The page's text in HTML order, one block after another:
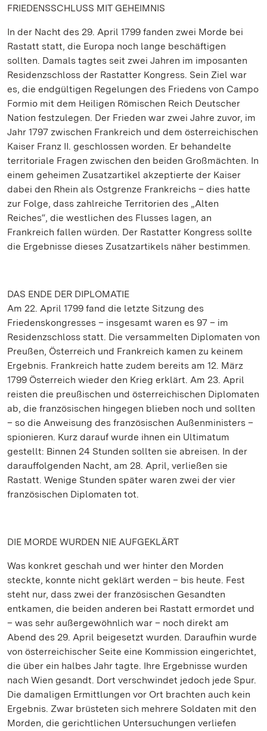
FRIEDENSSCHLUSS MIT GEHEIMNIS
In der Nacht des 29. April 1799 fanden zwei Morde bei
Rastatt statt, die Europa noch lange beschäftigen
sollten. Damals tagtes seit zwei Jahren im imposanten
Residenzschloss der Rastatter Kongress. Sein Ziel war
es, die endgültigen Regelungen des Friedens von Campo
Formio mit dem Heiligen Römischen Reich Deutscher
Nation festzulegen. Der Frieden war zwei Jahre zuvor, im
Jahr 1797 zwischen Frankreich und dem österreichischen
Kaiser Franz II. geschlossen worden. Er behandelte
territoriale Fragen zwischen den beiden Großmächten. In
einem geheimen Zusatzartikel akzeptierte der Kaiser
dabei den Rhein als Ostgrenze Frankreichs – dies hatte
zur Folge, dass zahlreiche Territorien des „Alten
Reiches“, die westlichen des Flusses lagen, an
Frankreich fallen würden. Der Rastatter Kongress sollte
die Ergebnisse dieses Zusatzartikels näher bestimmen.
DAS ENDE DER DIPLOMATIE
Am 22. April 1799 fand die letzte Sitzung des
Friedenskongresses – insgesamt waren es 97 – im
Residenzschloss statt. Die versammelten Diplomaten von
Preußen, Österreich und Frankreich kamen zu keinem
Ergebnis. Frankreich hatte zudem bereits am 12. März
1799 Österreich wieder den Krieg erklärt. Am 23. April
reisten die preußischen und österreichischen Diplomaten
ab, die französischen hingegen blieben noch und sollten
– so die Anweisung des französischen Außenministers –
spionieren. Kurz darauf wurde ihnen ein Ultimatum
gestellt: Binnen 24 Stunden sollten sie abreisen. In der
darauffolgenden Nacht, am 28. April, verließen sie
Rastatt. Wenige Stunden später waren zwei der vier
französischen Diplomaten tot.
DIE MORDE WURDEN NIE AUFGEKLÄRT
Was konkret geschah und wer hinter den Morden
steckte, konnte nicht geklärt werden – bis heute. Fest
steht nur, dass zwei der französischen Gesandten
entkamen, die beiden anderen bei Rastatt ermordet und
– was sehr außergewöhnlich war – noch direkt am
Abend des 29. April beigesetzt wurden. Daraufhin wurde
von österreichischer Seite eine Kommission eingerichtet,
die über ein halbes Jahr tagte. Ihre Ergebnisse wurden
nach Wien gesandt. Dort verschwindet jedoch jede Spur.
Die damaligen Ermittlungen vor Ort brachten auch kein
Ergebnis. Zwar brüsteten sich mehrere Soldaten mit den
Morden, die gerichtlichen Untersuchungen verliefen